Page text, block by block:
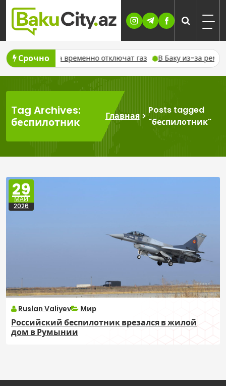
Skip
content
Срочно
7 августа временно отключат газ В Баку из-за ремонта
Tag Archives:
беспилотник
Главная>
Posts tagged
"беспилотник"
29
МАЙ
2026
Ruslan Valiyev Мир
Российский беспилотник врезался в жилой
дом в Румынии